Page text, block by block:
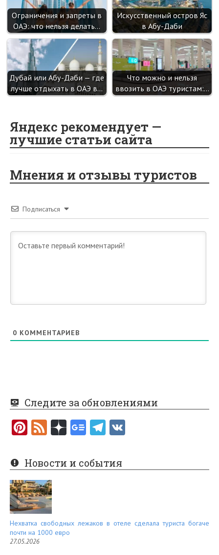
Ограничения и запреты в
ОАЭ: что нельзя делать…
Искусственный остров Яс
в Абу-Даби
Дубай или Абу-Даби — где
лучше отдыхать в ОАЭ в…
Что можно и нельзя
ввозить в ОАЭ туристам:…
Яндекс рекомендует —
лучшие статьи сайта
Мнения и отзывы туристов
Подписаться
0 КОММЕНТАРИЕВ
Следите за обновлениями
Pi
er
es
t
F
e
d
Новости и события
Нехватка свободных лежаков в отеле сделала туриста богаче
почти на 1000 евро
27.05.2026